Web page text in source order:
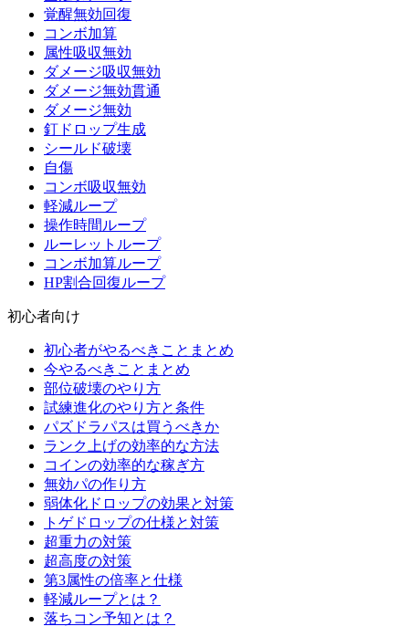
覚醒無効回復
コンボ加算
属性吸収無効
ダメージ吸収無効
ダメージ無効貫通
ダメージ無効
釘ドロップ生成
シールド破壊
自傷
コンボ吸収無効
軽減ループ
操作時間ループ
ルーレットループ
コンボ加算ループ
HP割合回復ループ
初心者向け
初心者がやるべきことまとめ
今やるべきことまとめ
部位破壊のやり方
試練進化のやり方と条件
パズドラパスは買うべきか
ランク上げの効率的な方法
コインの効率的な稼ぎ方
無効パの作り方
弱体化ドロップの効果と対策
トゲドロップの仕様と対策
超重力の対策
超高度の対策
第3属性の倍率と仕様
軽減ループとは？
落ちコン予知とは？